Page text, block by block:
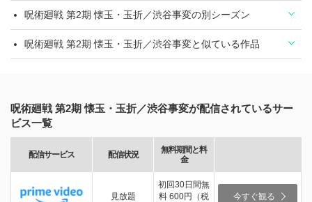
呪術廻戦 第2期 懐玉・玉折／渋谷事変の別シーズン
呪術廻戦 第2期 懐玉・玉折／渋谷事変と似ている作品
呪術廻戦 第2期 懐玉・玉折／渋谷事変が配信されているサー
ビス一覧
配信サービス 配信状況
無料期間と料
金
見放題
初回30日間無
料 600円（税
今すぐ観る